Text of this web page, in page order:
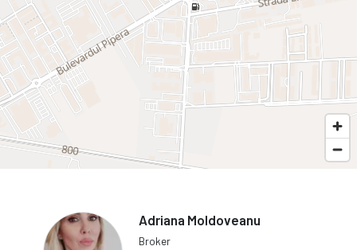
Adriana Moldoveanu
Broker